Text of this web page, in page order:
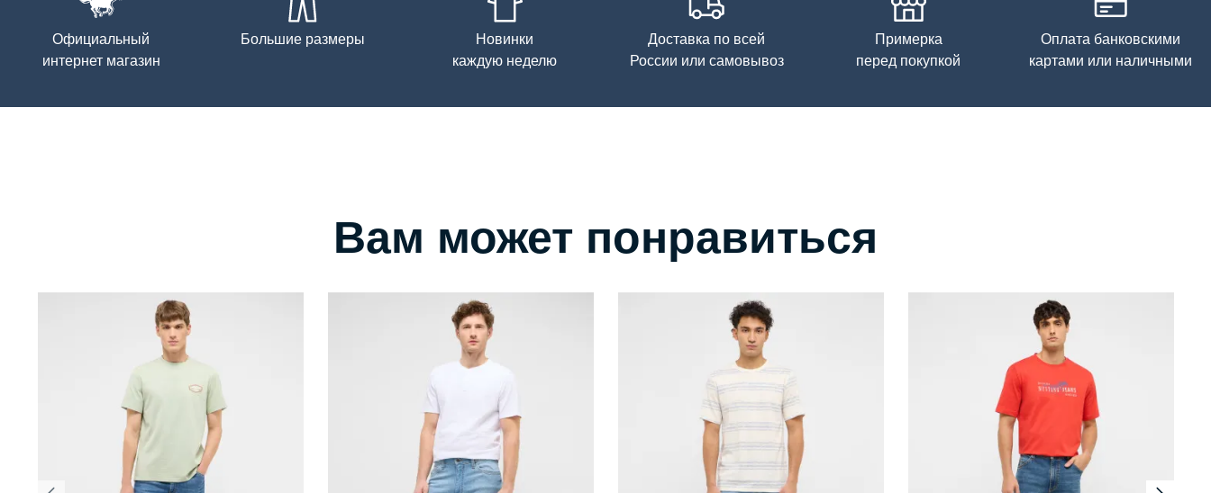
Официальный
интернет магазин
Большие размеры
Новинки
каждую неделю
Доставка по всей
России или самовывоз
Примерка
перед покупкой
Оплата банковскими
картами или наличными
Вам может понравиться